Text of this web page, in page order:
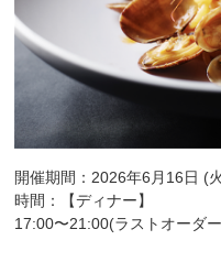
開催期間：2026年6月16日 (
時間：【ディナー】
17:00〜21:00(ラストオーダー